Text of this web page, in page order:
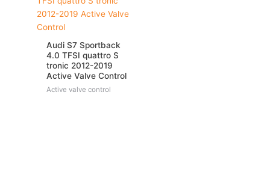
Audi S7 Sportback
4.0 TFSI quattro S
tronic 2012-2019
Active Valve Control
Active valve control